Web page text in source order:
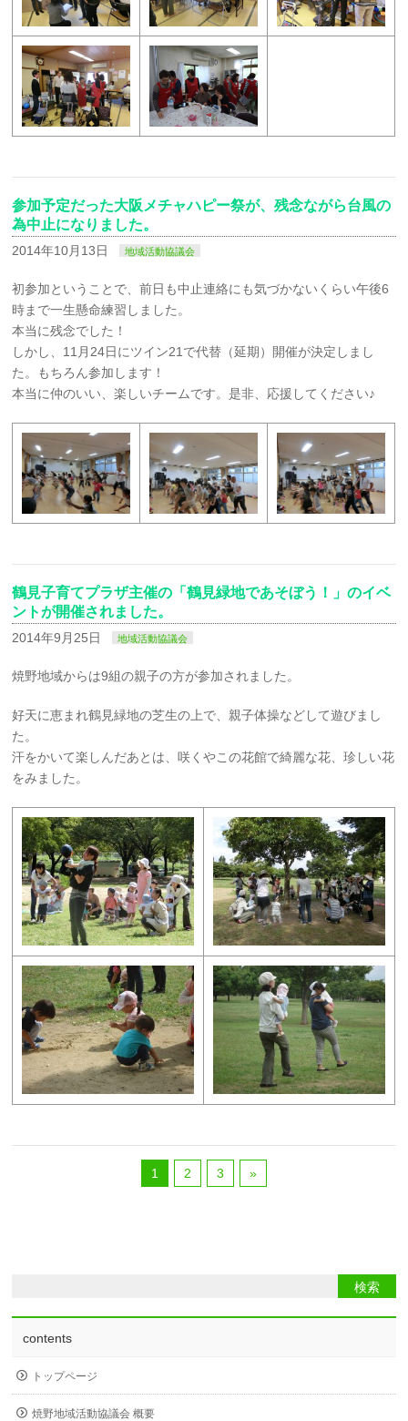
参加予定だった大阪メチャハピー祭が、残念ながら台風の
為中止になりました。
2014年10月13日 地域活動協議会
初参加ということで、前日も中止連絡にも気づかないくらい午後6
時まで一生懸命練習しました。
本当に残念でした！
しかし、11月24日にツイン21で代替（延期）開催が決定しまし
た。もちろん参加します！
本当に仲のいい、楽しいチームです。是非、応援してください♪
鶴見子育てプラザ主催の「鶴見緑地であそぼう！」のイベ
ントが開催されました。
2014年9月25日 地域活動協議会
焼野地域からは9組の親子の方が参加されました。
好天に恵まれ鶴見緑地の芝生の上で、親子体操などして遊びまし
た。
汗をかいて楽しんだあとは、咲くやこの花館で綺麗な花、珍しい花
をみました。
1 2 3 »
contents
トップページ
焼野地域活動協議会 概要